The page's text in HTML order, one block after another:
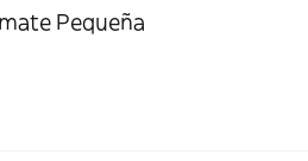
Pequeña